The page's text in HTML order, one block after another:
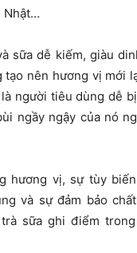
Nhật…
sữa dễ kiếm, giàu
tạo nên hương vị mới
người tiêu dùng dễ
ngầy ngậy của nó
hương vị, sự tùy
và sự đảm bảo
sữa ghi điểm